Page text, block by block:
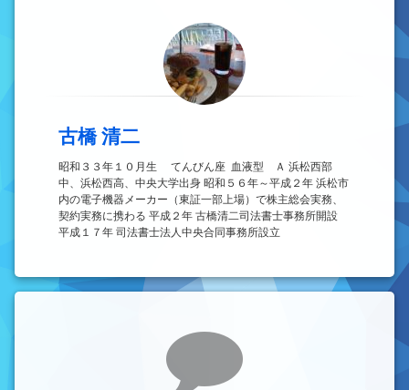
古橋 清二
昭和３３年１０月生 てんびん座 血液型 Ａ 浜松西部
中、浜松西高、中央大学出身 昭和５６年～平成２年 浜松市
内の電子機器メーカー（東証一部上場）で株主総会実務、
契約実務に携わる 平成２年 古橋清二司法書士事務所開設
平成１７年 司法書士法人中央合同事務所設立